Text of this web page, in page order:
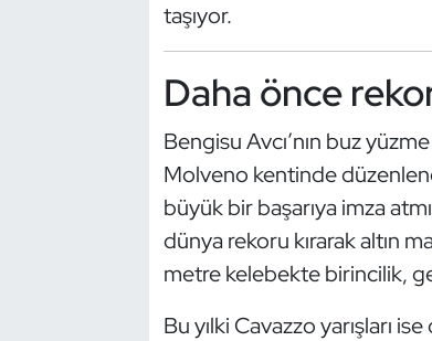
taşıyor.
Daha önce
Bengisu Avcı’nın buz
Molveno kentinde
büyük bir başarıya imza
dünya rekoru kırarak altın
metre kelebekte birincilik,
Bu yılki Cavazzo yarışları
Oryantiring
Özel Sporcular